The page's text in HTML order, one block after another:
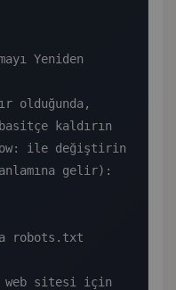
Yeniden
olduğunda,
kaldırın
ile değiştirin
gelir):
robots.txt
web sitesi için